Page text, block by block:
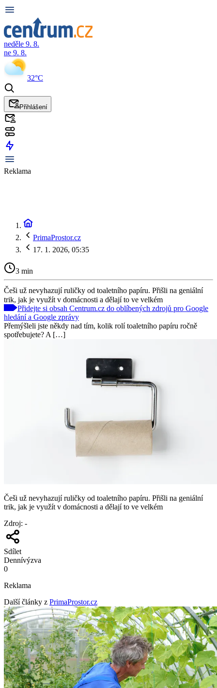
neděle 9. 8.
ne 9. 8.
32°C
Přihlášení
Reklama
PrimaProstor.cz
17. 1. 2026, 05:35
3 min
Češi už nevyhazují ruličky od toaletního papíru. Přišli na geniální
trik, jak je využít v domácnosti a dělají to ve velkém
Přidejte si obsah Centrum.cz do oblíbených zdrojů pro Google
hledání a Google zprávy
Přemýšleli jste někdy nad tím, kolik rolí toaletního papíru ročně
spotřebujete? A […]
Češi už nevyhazují ruličky od toaletního papíru. Přišli na geniální
trik, jak je využít v domácnosti a dělají to ve velkém
Zdroj: -
Sdílet
Dennívýzva
0
Reklama
Další články z PrimaProstor.cz